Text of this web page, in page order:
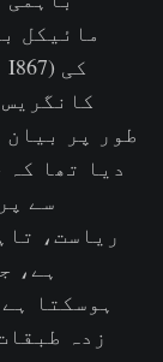
مائیکل
طور پر بیان
دیا تھا
سے
ریاست،
ہے،
ہوسکتا
زدہ